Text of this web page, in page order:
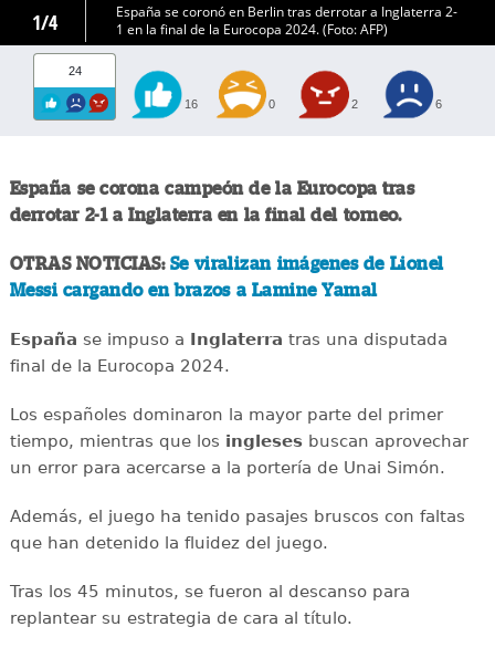
1/4
España se coronó en Berlin tras derrotar a Inglaterra 2-
1 en la final de la Eurocopa 2024. (Foto: AFP)
24
16 0 2 6
España se corona campeón de la Eurocopa tras
derrotar 2-1 a Inglaterra en la final del torneo.
OTRAS NOTICIAS: Se viralizan imágenes de Lionel
Messi cargando en brazos a Lamine Yamal
España se impuso a Inglaterra tras una disputada
final de la Eurocopa 2024.
Los españoles dominaron la mayor parte del primer
tiempo, mientras que los inglesesbuscan aprovechar
un error para acercarse a la portería de Unai Simón.
Además, el juego ha tenido pasajes bruscos con faltas
que han detenido la fluidez del juego.
Tras los 45 minutos, se fueron al descanso para
replantear su estrategia de cara al título.